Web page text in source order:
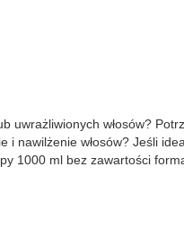
uwrażliwionych włosów?
włosów? Jeśli
1000 ml bez zawartości